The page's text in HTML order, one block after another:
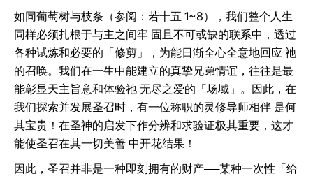
如同葡萄树与枝条（参阅：若十五 1~8），我们整个人生
同样必须扎根于与主之间牢 固且不可或缺的联系中，透过
各种试炼和必要的「修剪」，为能日渐全心全意地回应 祂
的召唤。我们在一生中能建立的真挚兄弟情谊，往往是最
能彰显天主旨意和体验祂 无尽之爱的「场域」。因此，在
我们探索并发展圣召时，有一位称职的灵修导师相伴 是何
其宝贵！在圣神的启发下作分辨和求验证极其重要，这才
能使圣召在其一切美善 中开花结果！
因此，圣召并非是一种即刻拥有的财产──某种一次性「给